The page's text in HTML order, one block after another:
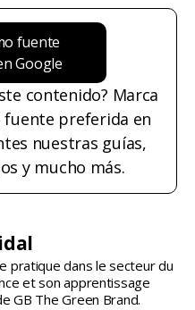
fuente
Google
contenido? Marca
preferida en
nuestras guías,
y mucho más.
pratique dans le secteur du
et son apprentissage
GB The Green Brand.